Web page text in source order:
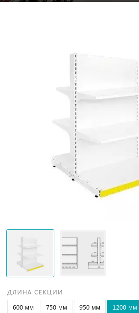
ДЛИНА СЕКЦИИ
600 мм
750 мм 950 мм 1200 мм